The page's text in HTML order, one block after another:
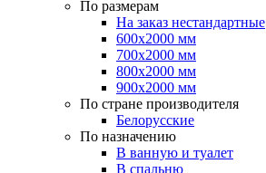
По размерам
На заказ нестандартные
600х2000 мм
700х2000 мм
800х2000 мм
900х2000 мм
По стране производителя
Белорусские
По назначению
В ванную и туалет
В спальню